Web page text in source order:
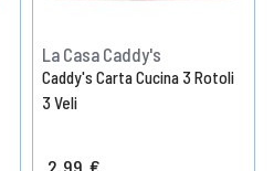
La Casa Caddy's
Caddy's Carta Cucina 3 Rotoli
3 Veli